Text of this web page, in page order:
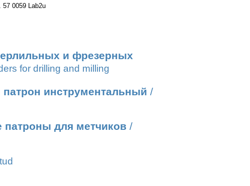
0059 Lab2u
и фрезерных
for drilling and milling
патрон инструментальный /
патроны для метчиков /